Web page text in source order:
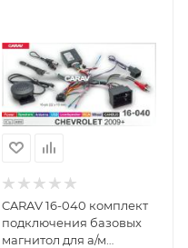
CARAV 16-040 комплект
подключения базовых
магнитол для а/м